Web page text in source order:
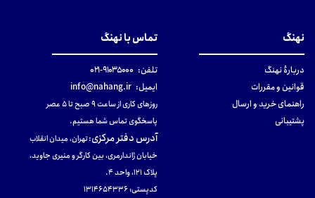
نهنگ
دربارهٔ نهنگ
قوانین و مقررات
راهنمای خرید و ارسال
پشتیبانی
تماس با نهنگ
تلفن: ۹۱۰۳۵۰۰۰-۰۲۱
ایمیل: info@nahang.ir
روزهای کاری از ساعت ۹ صبح تا ۵ عصر
پاسخگوی تماس شما هستیم.
آدرس دفتر مرکزی:تهران، میدان انقلاب
خیابان ژاندارمری، بین کارگر و منیری جاوید،
پلاک 121، واحد ۴.
کدپستی: 131465433۶